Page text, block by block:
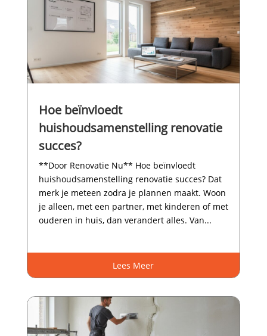
Hoe beïnvloedt
huishoudsamenstelling renovatie
succes?
**Door Renovatie Nu** Hoe beïnvloedt
huishoudsamenstelling renovatie succes? Dat
merk je meteen zodra je plannen maakt.​ Woon
je alleen, met een partner, met kinderen of met
ouderen in huis, dan verandert alles.​ Van...
Lees Meer